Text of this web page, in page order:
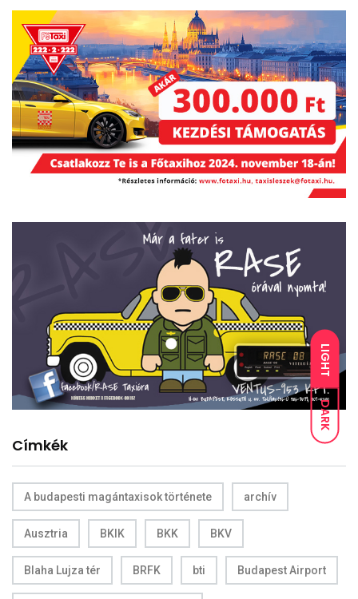
LIGHT
DARK
Címkék
A budapesti magántaxisok története archív
Ausztria BKIK BKK BKV
Blaha Lujza tér BRFK bti Budapest Airport